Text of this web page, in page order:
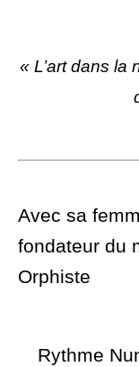
« L’art dans la
Avec sa
fondateur du
Orphiste
Rythme